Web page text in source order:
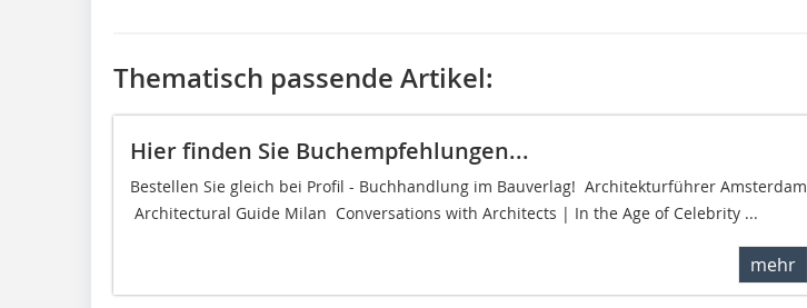
Thematisch passende Artikel:
Hier finden Sie Buchempfehlungen...
Bestellen Sie gleich bei Profil - Buchhandlung im Bauverlag!  Architekturführer Amsterdam
 Architectural Guide Milan  Conversations with Architects | In the Age of Celebrity ...
mehr